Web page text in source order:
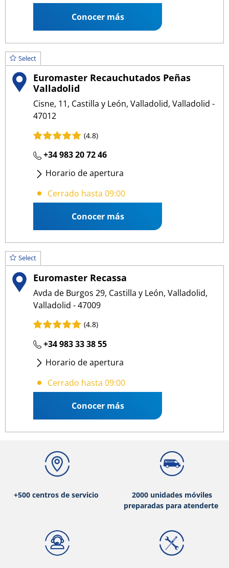
Conocer más
Select
Euromaster Recauchutados Peñas
Valladolid
Cisne, 11, Castilla y León, Valladolid, Valladolid -
47012
(4.8)
+34 983 20 72 46
Horario de apertura
Lunes- Viernes: 09:00 13:30
Cerrado hasta 09:00
Conocer más
Select
Euromaster Recassa
Avda de Burgos 29, Castilla y León, Valladolid,
Valladolid - 47009
(4.8)
+34 983 33 38 55
Horario de apertura
Lunes- Viernes: 09:00 13:30
Cerrado hasta 09:00
Conocer más
+500 centros de servicio
2000 unidades móviles
preparadas para atenderte